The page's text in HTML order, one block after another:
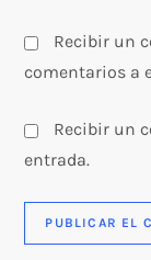
Recibir un
comentarios a
Recibir un
entrada.